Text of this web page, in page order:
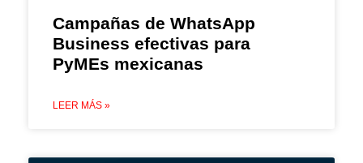
Campañas de WhatsApp
Business efectivas para
PyMEs mexicanas
LEER MÁS »